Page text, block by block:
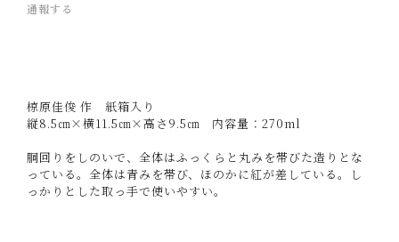
通報する
椋原佳俊 作 紙箱入り
縦8.5㎝×横11.5㎝×高さ9.5㎝ 内容量：270ml
胴回りをしのいで、全体はふっくらと丸みを帯びた造りとな
っている。全体は青みを帯び、ほのかに紅が差している。し
っかりとした取っ手で使いやすい。